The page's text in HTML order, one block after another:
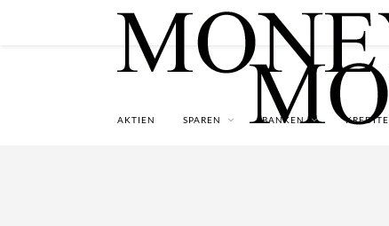
AKTIEN SPAREN BANKEN KREDITE